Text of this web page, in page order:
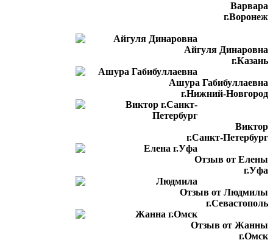
Варвара
г.Воронеж
Айгуля Динаровна
г.Казань
Ашура Габибуллаевна
г.Нижний-Новгород
Виктор
г.Санкт-Петербург
Отзыв от Елены
г.Уфа
Отзыв от Людмилы
г.Севастополь
Отзыв от Жанны
г.Омск